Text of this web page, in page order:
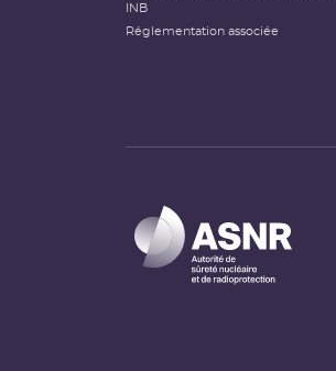
INB
Réglementation associée